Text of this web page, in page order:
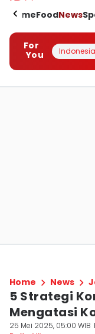
HomeFoodNews
For
You
Home News
5 Strategi
Mengatasi
25 Mei 2025, 05:00 WIB